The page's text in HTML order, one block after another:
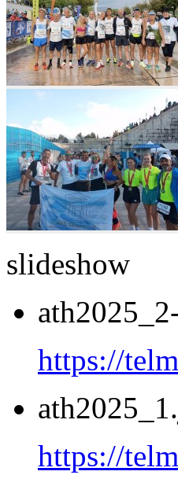
slideshow
https://
https://